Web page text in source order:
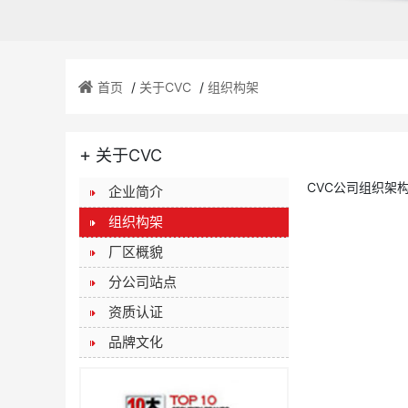
首页 / 关于CVC / 组织构架
+ 关于CVC
企业简介
组织构架
厂区概貌
分公司站点
资质认证
品牌文化
CVC公司组织架